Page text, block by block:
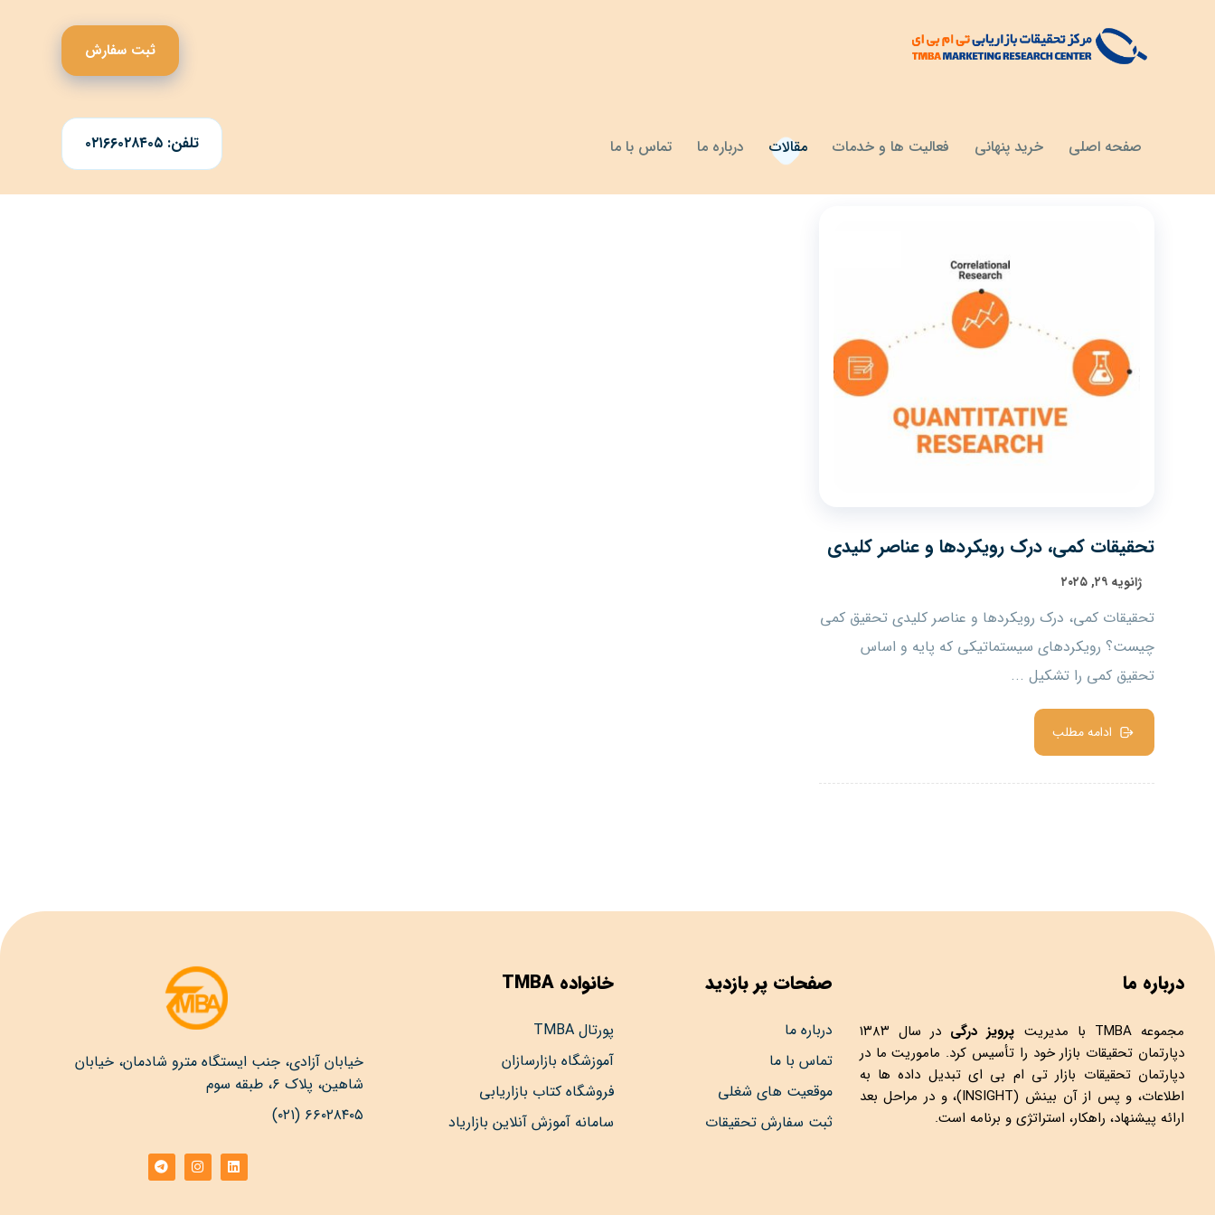
صفحه اصلی خرید پنهانی فعالیت ها و خدمات مقالات درباره ما تماس با ما
ثبت سفارش
تلفن: ۰۲۱۶۶۰۲۸۴۰۵
تحقیقات کمی، درک رویکردها و عناصر کلیدی
ژانویه ۲۹, ۲۰۲۵
تحقیقات کمی، درک رویکردها و عناصر کلیدی تحقیق کمی
چیست؟ رویکردهای سیستماتیکی که پایه و اساس
تحقیق کمی را تشکیل ...
ادامه مطلب
درباره ما
مجموعهTMBA با مدیریت پرویز درگی
در سال ۱۳۸۳
دپارتمان تحقیقات بازار خود را تأسیس کرد. ماموریت ما در
دپارتمان تحقیقات بازار تی ام بی ای تبدیل داده ها به
اطلاعات، و پس از آن بینش (INSIGHT)، و در مراحل بعد
ارائه پیشنهاد، راهکار، استراتژی و برنامه است.
صفحات پر بازدید
درباره ما
تماس با ما
موقعیت های شغلی
ثبت سفارش تحقیقات
خانواده TMBA
پورتال TMBA
آموزشگاه بازارسازان
فروشگاه کتاب بازاریابی
سامانه آموزش آنلاین بازاریاد
خیابان آزادی، جنب ایستگاه مترو شادمان، خیابان
شاهین، پلاک ۶، طبقه سوم
۶۶۰۲۸۴۰۵ (۰۲۱)